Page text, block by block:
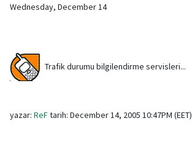
Wednesday, December 14
Trafik durumu bilgilendirme servisleri...
yazar: ReFtarih: December 14, 2005 10:47PM (EET)